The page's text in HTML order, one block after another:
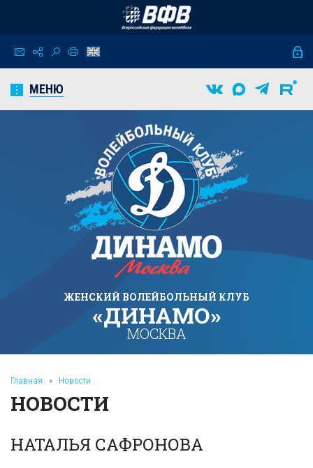
МЕНЮ
ЖЕНСКИЙ ВОЛЕЙБОЛЬНЫЙ КЛУБ
«ДИНАМО»
МОСКВА
Главная » Новости
НОВОСТИ
НАТАЛЬЯ САФРОНОВА